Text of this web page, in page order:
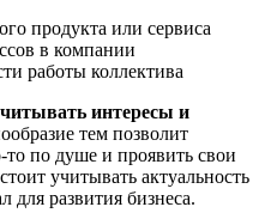
продукта или сервиса
в компании
работы коллектива
интересы и
тем позволит
по душе и проявить свои
учитывать актуальность
развития бизнеса.